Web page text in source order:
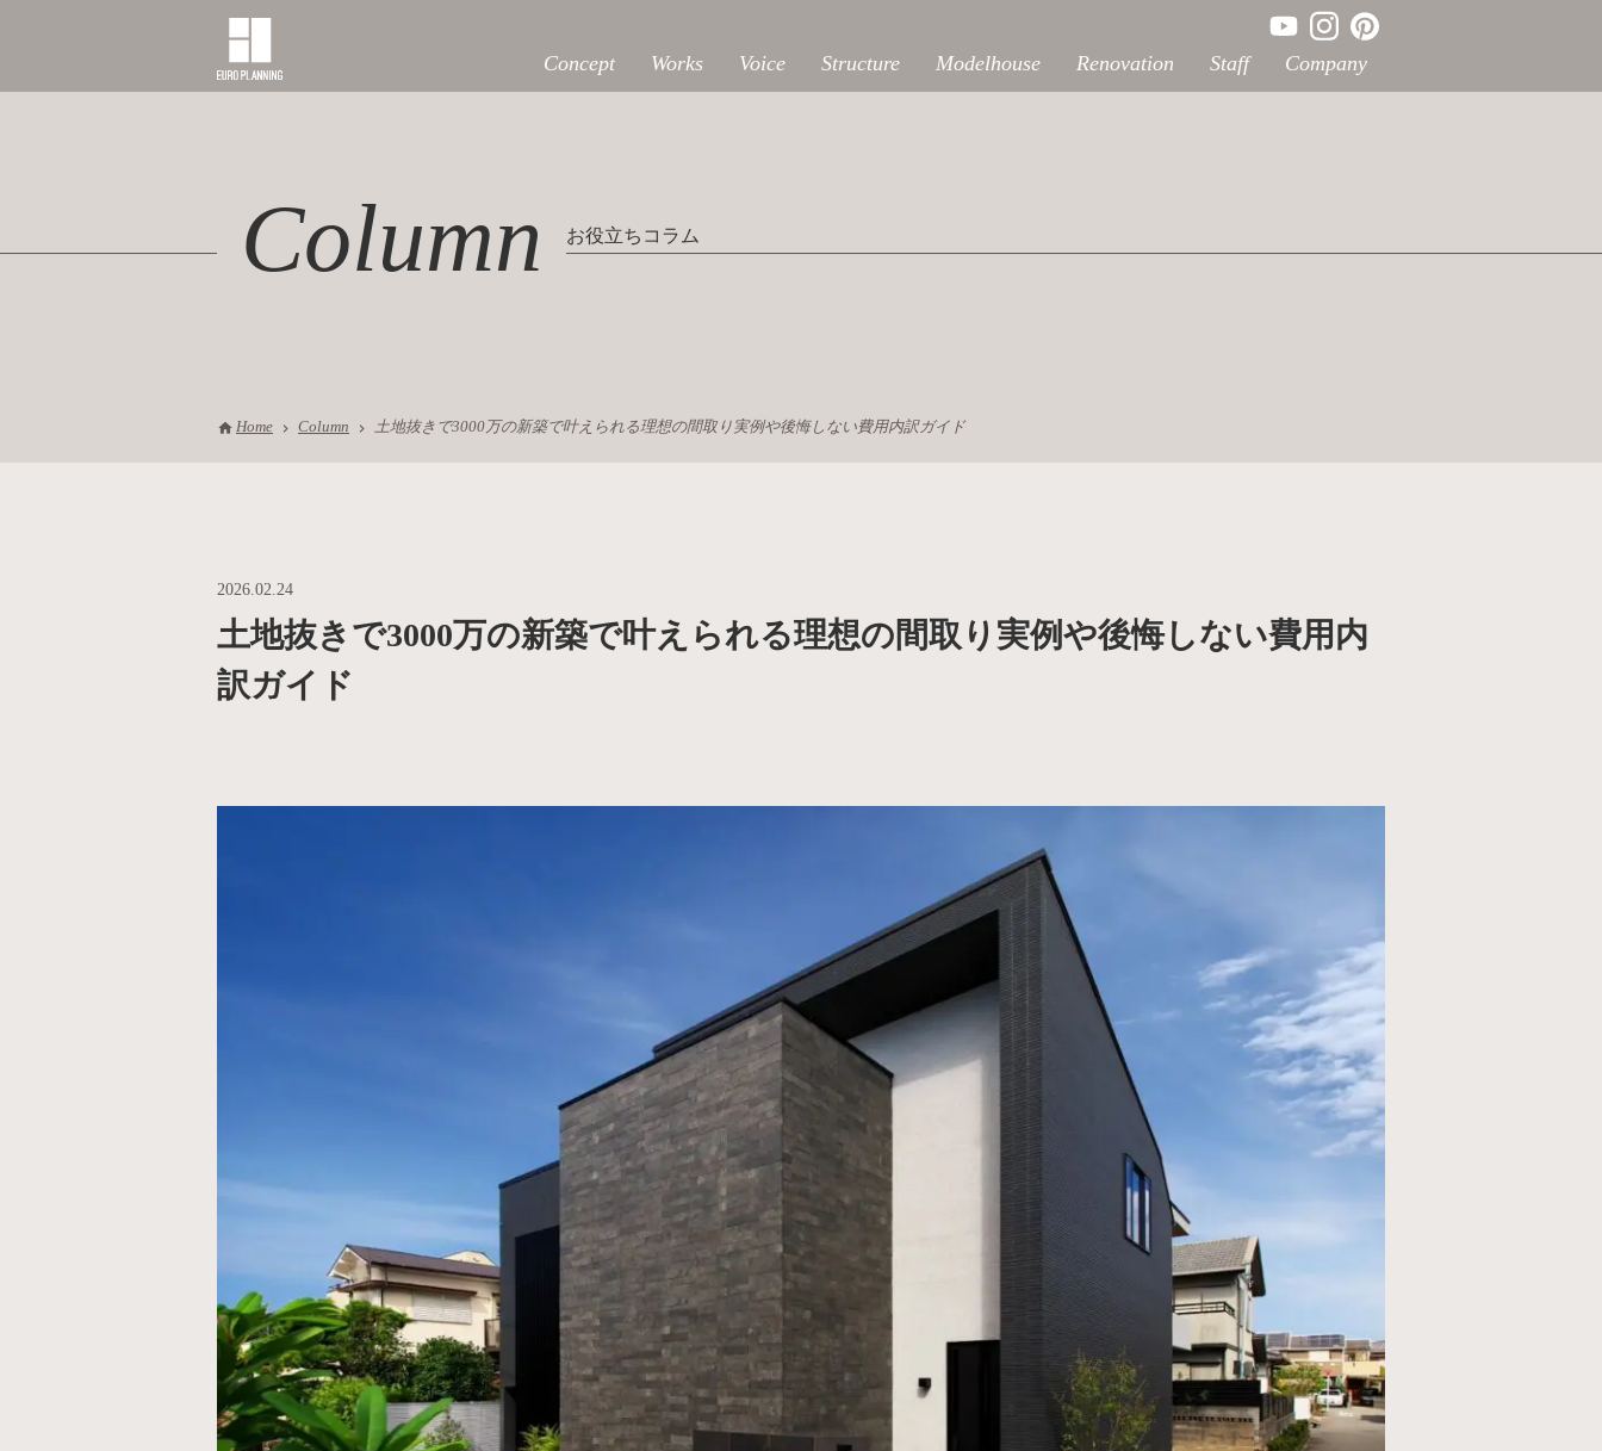
Concept Works Voice Structure Modelhouse Renovation Staff Company
Column お役立ちコラム
Home Column 土地抜きで3000万の新築で叶えられる理想の間取り実例や後悔しない費用内訳ガイド
2026.02.24
土地抜きで3000万の新築で叶えられる理想の間取り実例や後悔しない費用内
訳ガイド